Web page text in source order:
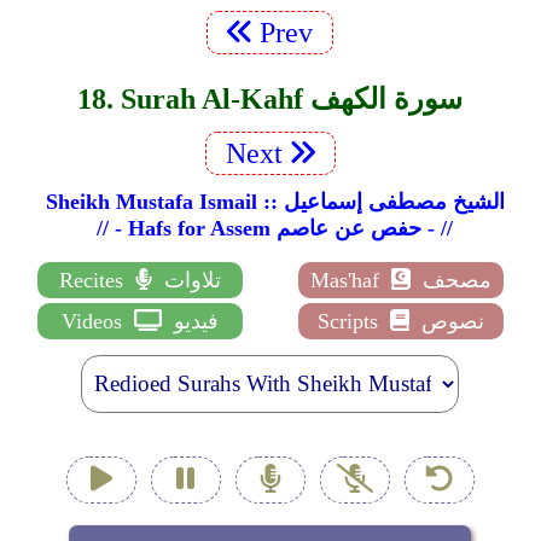
Prev
18. Surah Al-Kahf سورة الكهف
Next
Sheikh Mustafa Ismail :: الشيخ مصطفى إسماعيل
// - Hafs for Assem حفص عن عاصم - //
Recites تلاوات Mas'haf
مصحف
Videos
فيديو Scripts نصوص